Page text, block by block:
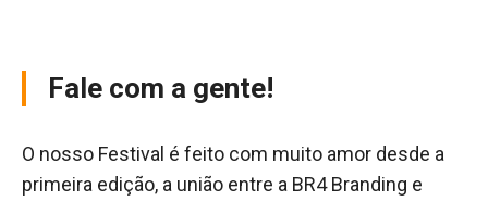
Fale com a gente!
O nosso Festival é feito com muito amor desde a
primeira edição, a união entre a BR4 Branding e